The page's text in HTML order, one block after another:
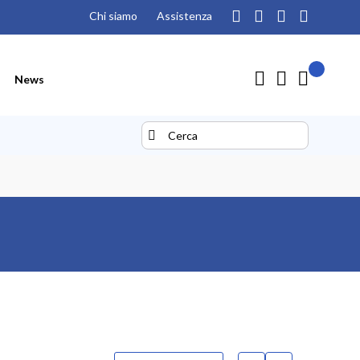
Chi siamo Assistenza
News Carrello
Il mio
Search
Search